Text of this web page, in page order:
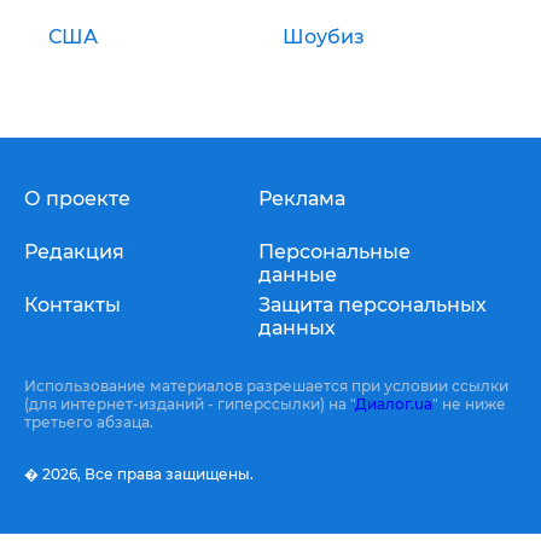
США Шоубиз
О проекте
Редакция
Контакты
Реклама
Персональные
данные
Защита персональных
данных
Использование материалов разрешается при условии ссылки
(для интернет-изданий - гиперссылки) на "Диалог.ua" не ниже
третьего абзаца.
� 2026, Все права защищены.